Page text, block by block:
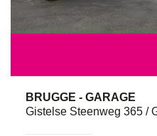
BRUGGE - GARAGE
Gistelse Steenweg 365 /